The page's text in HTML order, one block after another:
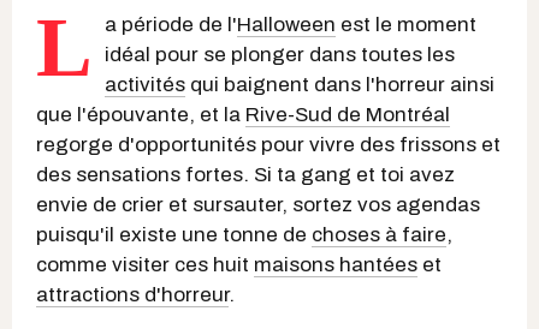
L a période de l'Halloween est le moment
idéal pour se plonger dans toutes les
activités qui baignent dans l'horreur ainsi
que l'épouvante, et la Rive-Sud de Montréal
regorge d'opportunités pour vivre des frissons et
des sensations fortes. Si ta gang et toi avez
envie de crier et sursauter, sortez vos agendas
puisqu'il existe une tonne de choses à faire,
comme visiter ces huit maisons hantées et
attractions d'horreur.